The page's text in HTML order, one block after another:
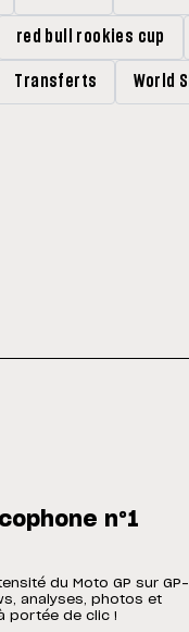
red bull rookies cup
Transferts World
n°1
du Moto GP sur GP-
analyses, photos et
portée de clic !